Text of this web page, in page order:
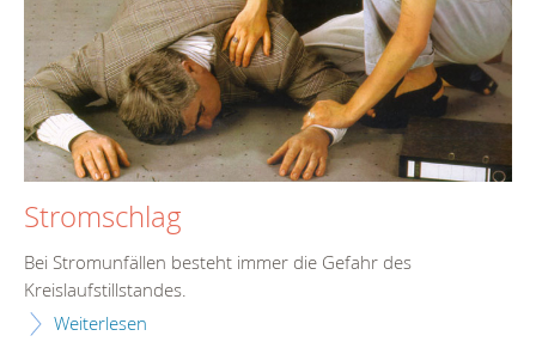
Stromschlag
Bei Stromunfällen besteht immer die Gefahr des
Kreislaufstillstandes.
Weiterlesen